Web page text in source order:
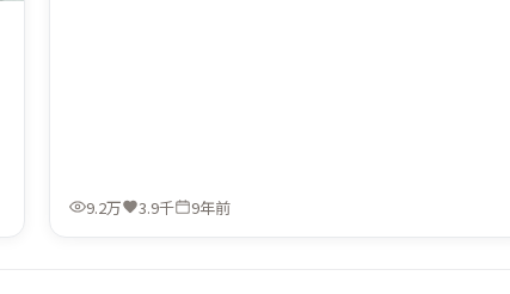
9.2万 3.9千 9年前